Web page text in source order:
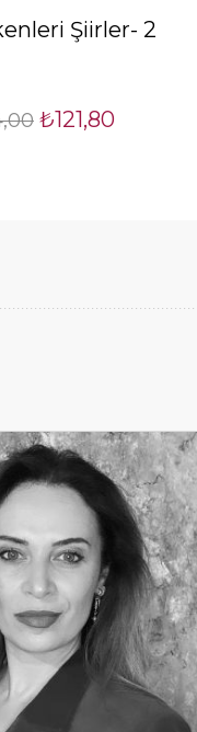
Şiirler- 2
₺121,80